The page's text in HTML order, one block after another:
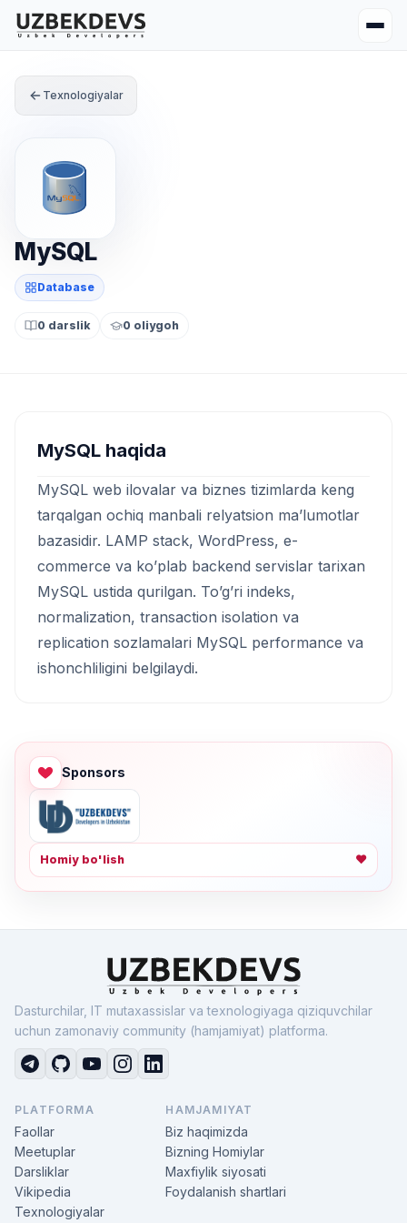
Texnologiyalar
MySQL
Database
0 darslik 0 oliygoh
MySQL haqida
MySQL web ilovalar va biznes tizimlarda keng
tarqalgan ochiq manbali relyatsion ma’lumotlar
bazasidir. LAMP stack, WordPress, e-
commerce va ko’plab backend servislar tarixan
MySQL ustida qurilgan. To’g’ri indeks,
normalization, transaction isolation va
replication sozlamalari MySQL performance va
ishonchliligini belgilaydi.
Sponsors
Homiy bo'lish ❤
Dasturchilar, IT mutaxassislar va texnologiyaga qiziquvchilar
uchun zamonaviy community (hamjamiyat) platforma.
PLATFORMA
Faollar
Meetuplar
Darsliklar
Vikipedia
Texnologiyalar
HAMJAMIYAT
Biz haqimizda
Bizning Homiylar
Maxfiylik siyosati
Foydalanish shartlari